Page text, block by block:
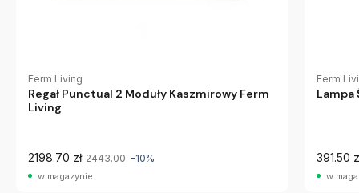
Ferm Living
Regał Punctual 2 Moduły Kaszmirowy Ferm
Living
2198.70 zł 2443.00 -10%
w magazynie
Ferm
Lampa
391.50
w